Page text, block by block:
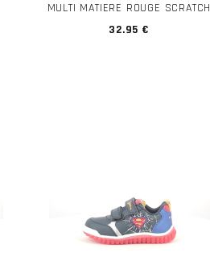
MULTI MATIERE ROUGE SCRATCH
32.95 €